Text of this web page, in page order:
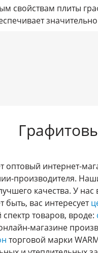
свойствам плиты
оптовый интернет-
производителя.
качества. У
быть, вас интересует
товаров, вроде:
магазине
торговой марки